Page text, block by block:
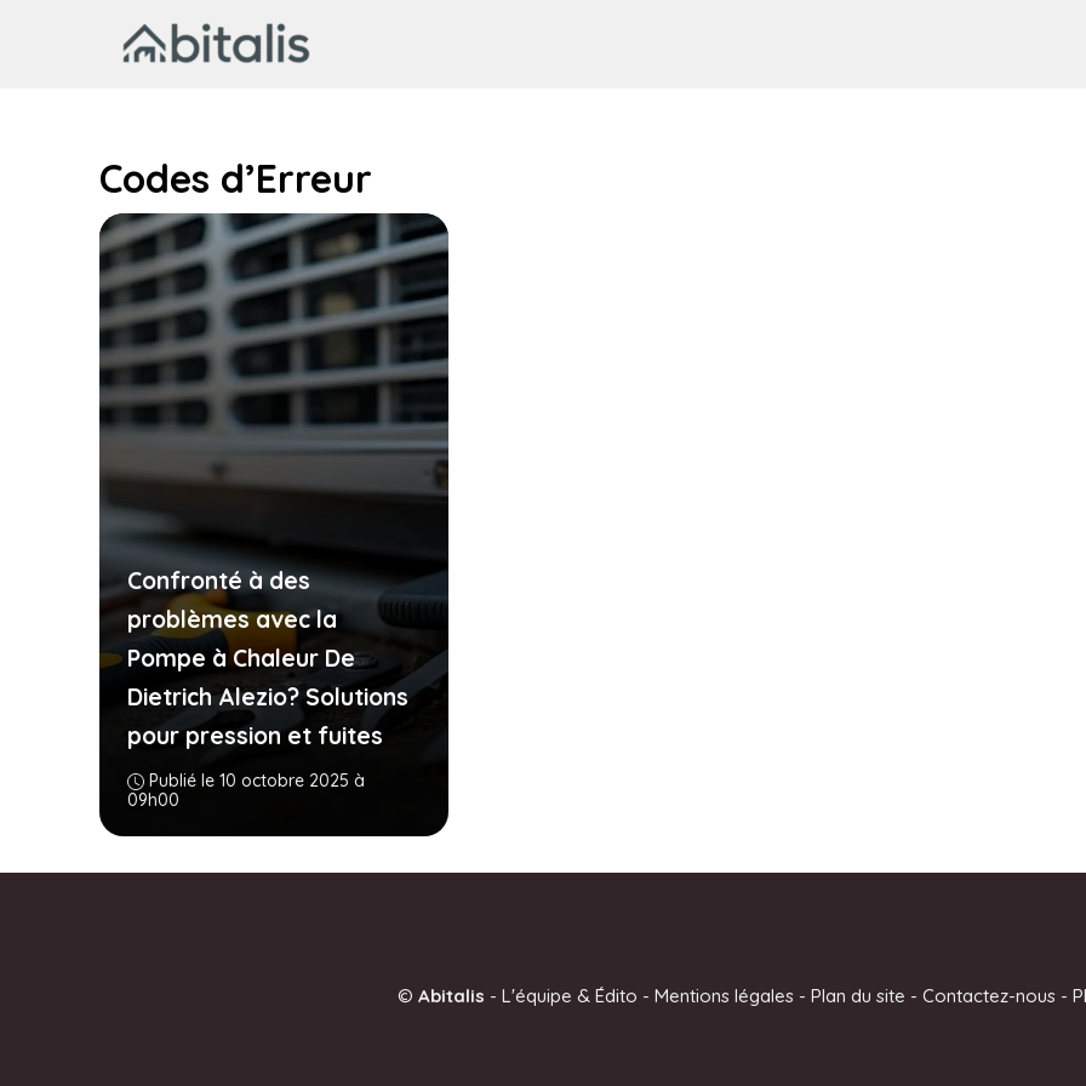
Codes d’Erreur
Confronté à des
problèmes avec la
Pompe à Chaleur De
Dietrich Alezio? Solutions
pour pression et fuites
Publié le 10 octobre 2025 à
09h00
© Abitalis - L'équipe & Édito - Mentions légales- Plan du site - Contactez-nous-